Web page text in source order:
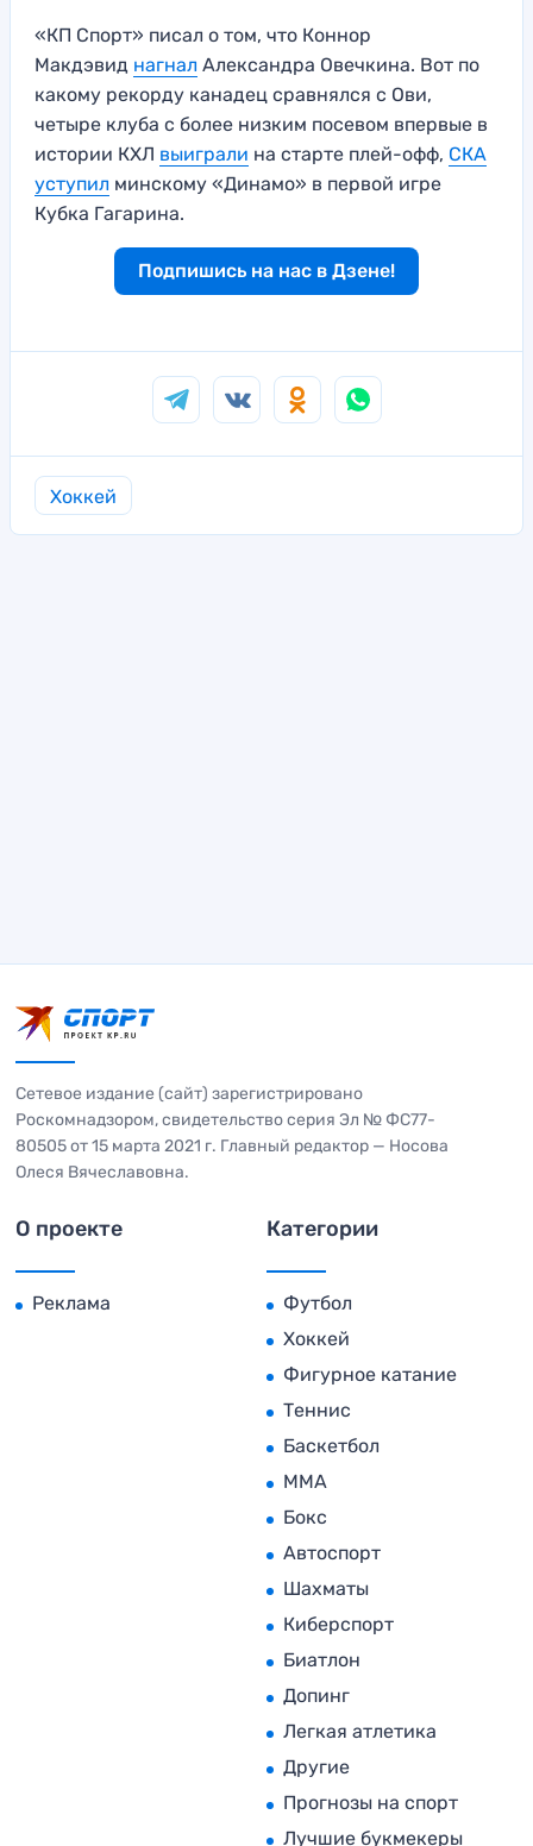
«КП Спорт» писал о том, что Коннор
Макдэвид нагнал Александра Овечкина. Вот по
какому рекорду канадец сравнялся с Ови,
четыре клуба с более низким посевом впервые в
истории КХЛ выиграли на старте плей-офф, СКА
уступил минскому «Динамо» в первой игре
Кубка Гагарина.
Подпишись на нас в Дзене!
Хоккей
Сетевое издание (сайт) зарегистрировано
Роскомнадзором, свидетельство серия Эл № ФС77-
80505 от 15 марта 2021 г. Главный редактор — Носова
Олеся Вячеславовна.
О проекте
Реклама
Категории
Футбол
Хоккей
Фигурное катание
Теннис
Баскетбол
MMA
Бокс
Автоспорт
Шахматы
Киберспорт
Биатлон
Допинг
Легкая атлетика
Другие
Прогнозы на спорт
Лучшие букмекеры